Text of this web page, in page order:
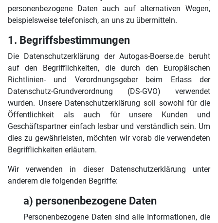
personenbezogene Daten auch auf alternativen Wegen,
beispielsweise telefonisch, an uns zu übermitteln.
1. Begriffsbestimmungen
Die Datenschutzerklärung der Autogas-Boerse.de beruht
auf den Begrifflichkeiten, die durch den Europäischen
Richtlinien- und Verordnungsgeber beim Erlass der
Datenschutz-Grundverordnung (DS-GVO) verwendet
wurden. Unsere Datenschutzerklärung soll sowohl für die
Öffentlichkeit als auch für unsere Kunden und
Geschäftspartner einfach lesbar und verständlich sein. Um
dies zu gewährleisten, möchten wir vorab die verwendeten
Begrifflichkeiten erläutern.
Wir verwenden in dieser Datenschutzerklärung unter
anderem die folgenden Begriffe:
a) personenbezogene Daten
Personenbezogene Daten sind alle Informationen, die